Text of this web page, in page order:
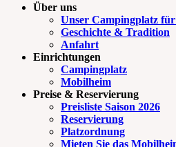
oben
Über uns
Unser Campingplatz
Geschichte & Tradition
Anfahrt
Einrichtungen
Campingplatz
Mobilheim
Preise & Reservierung
Preisliste Saison 2026
Reservierung
Platzordnung
Mieten Sie das